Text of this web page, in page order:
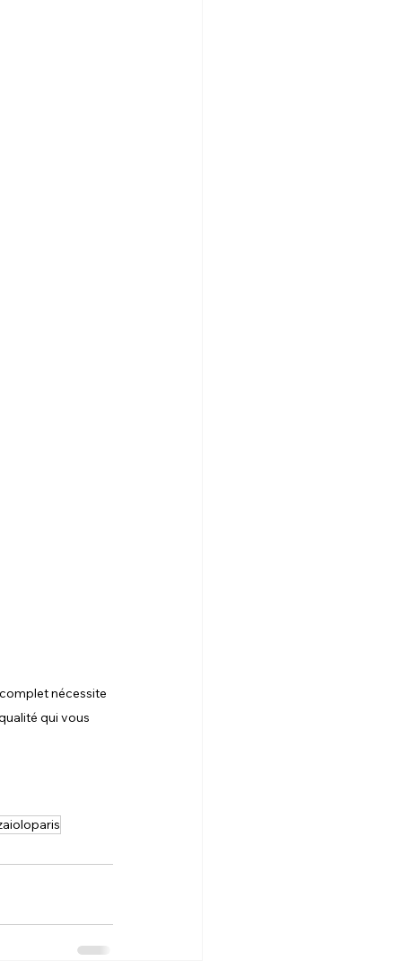
nécessite
qui vous